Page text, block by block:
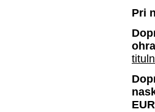
Pri